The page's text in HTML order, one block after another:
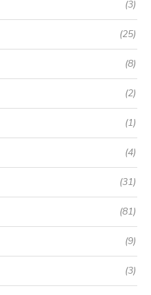
(3)
(25)
(8)
(2)
(1)
(4)
(31)
(81)
(9)
(3)